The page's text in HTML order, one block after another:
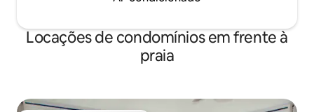
Locações de condomínios em frente à
praia